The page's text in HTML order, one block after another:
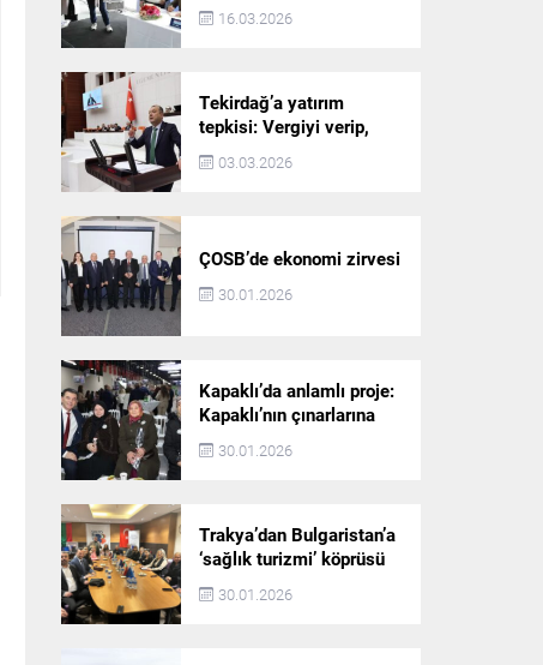
16.03.2026
Tekirdağ’a yatırım
tepkisi: Vergiyi verip,
hizmet almayan bir iliz
03.03.2026
ÇOSB’de ekonomi zirvesi
30.01.2026
Kapaklı’da anlamlı proje:
Kapaklı’nın çınarlarına
dijital vefa köprüsü
30.01.2026
Trakya’dan Bulgaristan’a
‘sağlık turizmi’ köprüsü
30.01.2026